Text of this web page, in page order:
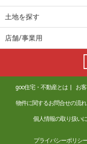
土地を探す
店舗/事業用
goo住宅・不動産とは お
物件に関するお問合せの流れ
個人情報の取り扱い
プライバシーポリシ